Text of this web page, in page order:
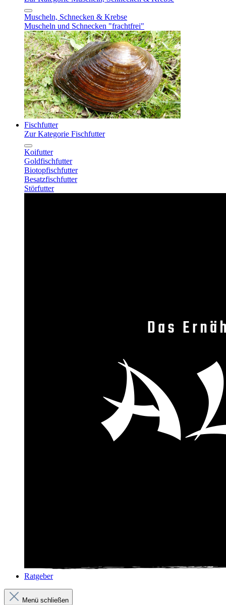
Muscheln, Schnecken & Krebse
Muscheln und Schnecken "frachtfrei"
Fischfutter
Zur Kategorie Fischfutter
Koifutter
Goldfischfutter
Biotopfischfutter
Besatzfischfutter
Störfutter
Ratgeber
Menü schließen